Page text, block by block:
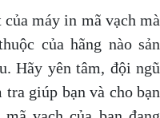
máy in mã vạch mà
của hãng nào sản
Hãy yên tâm, đội ngũ
giúp bạn và cho bạn